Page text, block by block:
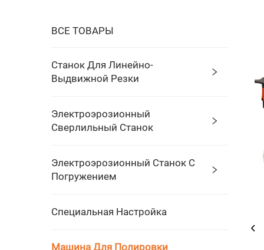
ВСЕ ТОВАРЫ
Станок Для Линейно-
Выдвижной Резки
Электроэрозионный
Сверлильный Станок
Электроэрозионный Станок С
Погружением
Специальная Настройка
Машина Для Полировки